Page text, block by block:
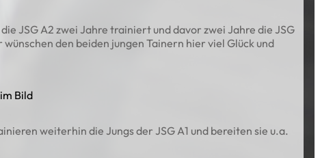
JSG A2 zwei Jahre trainiert und davor zwei Jahre die JSG
den beiden jungen Tainern hier viel Glück und
Bild
weiterhin die Jungs der JSG A1 und bereiten sie u.a.